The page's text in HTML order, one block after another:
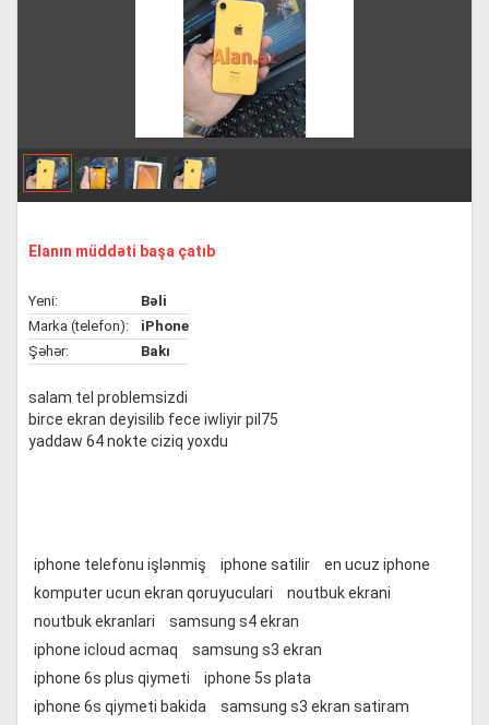
Elanın müddəti başa çatıb
Yeni:
Bəli
Marka (telefon):
iPhone
Şəhər:
Bakı
salam tel problemsizdi
birce ekran deyisilib fece iwliyir pil75
yaddaw 64 nokte ciziq yoxdu
iphone telefonu işlənmiş iphone satilir
en ucuz iphone
komputer ucun ekran qoruyuculari
noutbuk ekrani
noutbuk ekranlari
samsung s4 ekran
iphone icloud acmaq
samsung s3 ekran
iphone 6s plus qiymeti
iphone 5s plata
iphone 6s qiymeti bakida
samsung s3 ekran satiram